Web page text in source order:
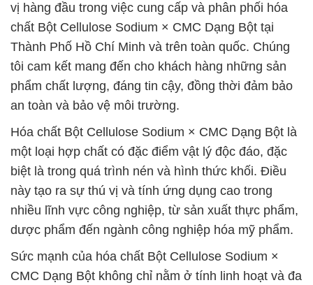
vị hàng đầu trong việc cung cấp và phân phối hóa
chất Bột Cellulose Sodium × CMC Dạng Bột tại
Thành Phố Hồ Chí Minh và trên toàn quốc. Chúng
tôi cam kết mang đến cho khách hàng những sản
phẩm chất lượng, đáng tin cậy, đồng thời đảm bảo
an toàn và bảo vệ môi trường.
Hóa chất Bột Cellulose Sodium × CMC Dạng Bột là
một loại hợp chất có đặc điểm vật lý độc đáo, đặc
biệt là trong quá trình nén và hình thức khối. Điều
này tạo ra sự thú vị và tính ứng dụng cao trong
nhiều lĩnh vực công nghiệp, từ sản xuất thực phẩm,
dược phẩm đến ngành công nghiệp hóa mỹ phẩm.
Sức mạnh của hóa chất Bột Cellulose Sodium ×
CMC Dạng Bột không chỉ nằm ở tính linh hoạt và đa